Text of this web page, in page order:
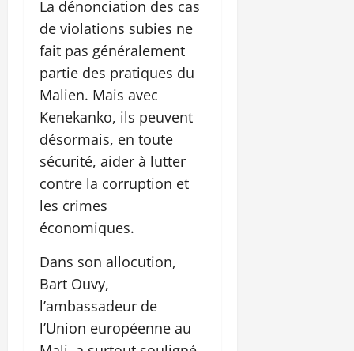
La dénonciation des cas
de violations subies ne
fait pas généralement
partie des pratiques du
Malien. Mais avec
Kenekanko, ils peuvent
désormais, en toute
sécurité, aider à lutter
contre la corruption et
les crimes
économiques.
Dans son allocution,
Bart Ouvy,
l’ambassadeur de
l’Union européenne au